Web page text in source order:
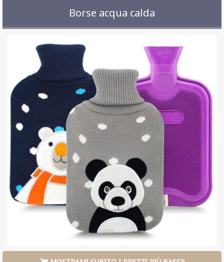
Borse acqua calda